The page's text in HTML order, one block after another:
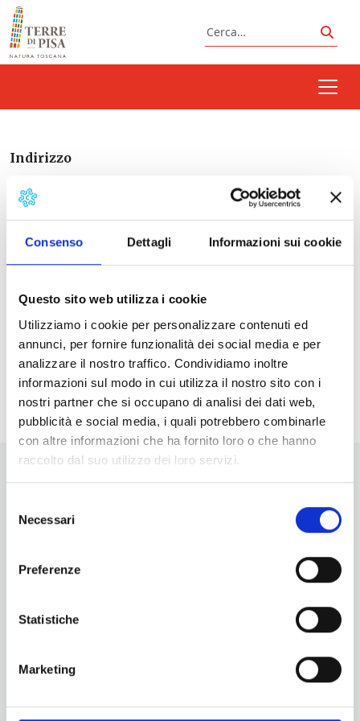
Consenso Dettagli Informazioni sui cookie
Questo sito web utilizza i cookie
Utilizziamo i cookie per personalizzare contenuti ed
annunci, per fornire funzionalità dei social media e per
analizzare il nostro traffico. Condividiamo inoltre
informazioni sul modo in cui utilizza il nostro sito con i
nostri partner che si occupano di analisi dei dati web,
pubblicità e social media, i quali potrebbero combinarle
con altre informazioni che ha fornito loro o che hanno
raccolto dal suo utilizzo dei loro servizi.
delNecessari
Preferenze
Statistiche
Marketing
Vai al contenuto
Cerca
Indirizzo
Prossimi eventi
<li>Non ci sono eventi in questo luogo</li>
Vuoi aggiornamenti su cosa fare e cosa vedere nelle Terre
di Pisa?
Iscriviti alla nostra Newsletter!
Servizio Promozione e Sviluppo delle Imprese
turismo@tno.camcom.it